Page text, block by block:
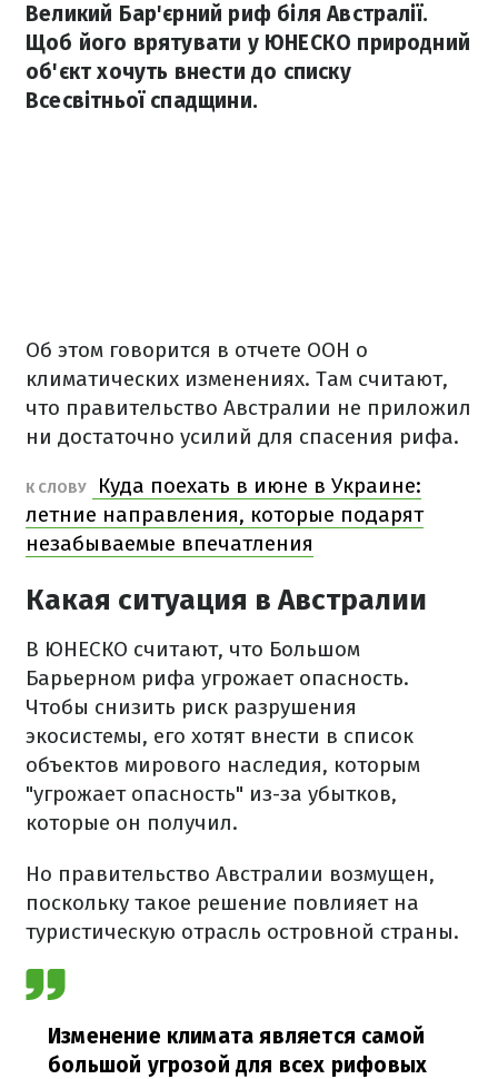
Великий Бар'єрний риф біля Австралії.
Щоб його врятувати у ЮНЕСКО природний
об'єкт хочуть внести до списку
Всесвітньої спадщини.
Об этом говорится в отчете ООН о
климатических изменениях. Там считают,
что правительство Австралии не приложил
ни достаточно усилий для спасения рифа.
К СЛОВУ
Куда поехать в июне в Украине:
летние направления, которые подарят
незабываемые впечатления
Какая ситуация в Австралии
В ЮНЕСКО считают, что Большом
Барьерном рифа угрожает опасность.
Чтобы снизить риск разрушения
экосистемы, его хотят внести в список
объектов мирового наследия, которым
"угрожает опасность" из-за убытков,
которые он получил.
Но правительство Австралии возмущен,
поскольку такое решение повлияет на
туристическую отрасль островной страны.
Изменение климата является самой
большой угрозой для всех рифовых